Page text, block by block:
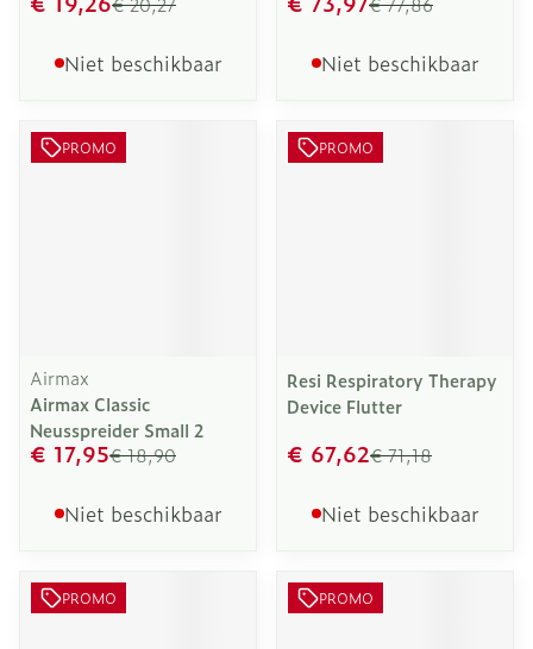
Niet beschikbaar Niet beschikbaar
PROMO
Airmax
Airmax Classic
Neusspreider Small 2
€ 18,90
€ 17,95
Niet beschikbaar
PROMO
Resi Respiratory Therapy
Device Flutter
€ 71,18
€ 67,62
Niet beschikbaar
PROMO PROMO